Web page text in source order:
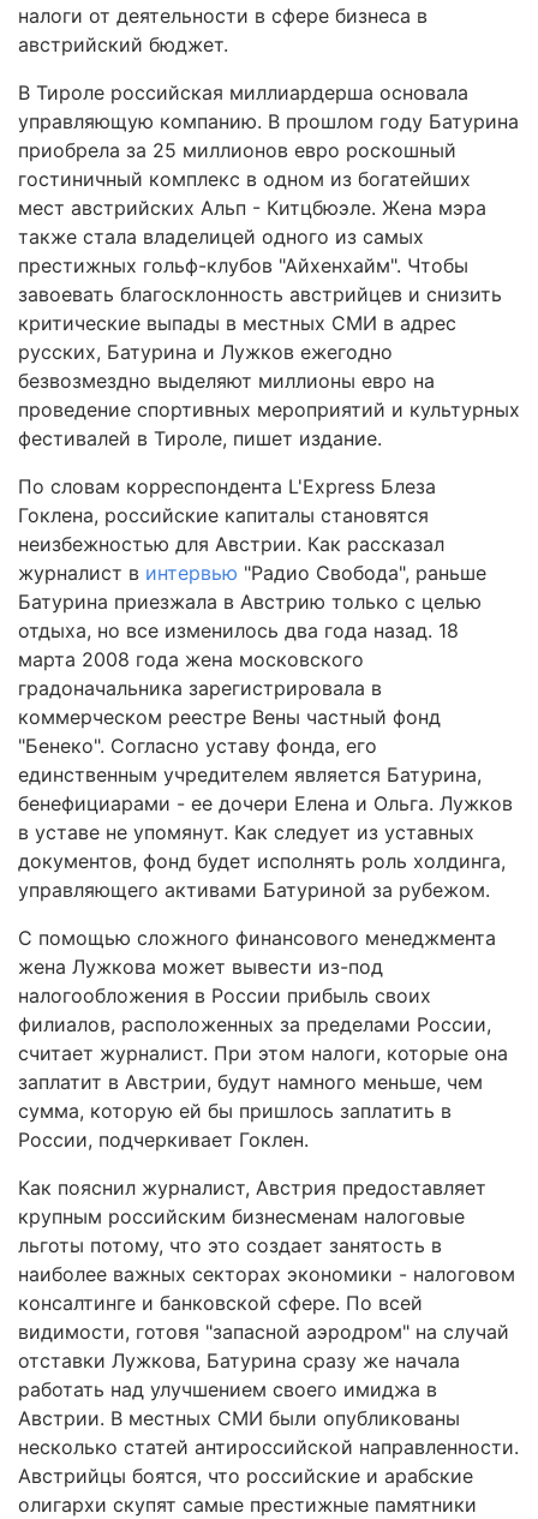
налоги от деятельности в сфере бизнеса в
австрийский бюджет.
В Тироле российская миллиардерша основала
управляющую компанию. В прошлом году Батурина
приобрела за 25 миллионов евро роскошный
гостиничный комплекс в одном из богатейших
мест австрийских Альп - Китцбюэле. Жена мэра
также стала владелицей одного из самых
престижных гольф-клубов "Айхенхайм". Чтобы
завоевать благосклонность австрийцев и снизить
критические выпады в местных СМИ в адрес
русских, Батурина и Лужков ежегодно
безвозмездно выделяют миллионы евро на
проведение спортивных мероприятий и культурных
фестивалей в Тироле, пишет издание.
По словам корреспондента L'Express Блеза
Гоклена, российские капиталы становятся
неизбежностью для Австрии. Как рассказал
журналист в интервью "Радио Свобода", раньше
Батурина приезжала в Австрию только с целью
отдыха, но все изменилось два года назад. 18
марта 2008 года жена московского
градоначальника зарегистрировала в
коммерческом реестре Вены частный фонд
"Бенеко". Согласно уставу фонда, его
единственным учредителем является Батурина,
бенефициарами - ее дочери Елена и Ольга. Лужков
в уставе не упомянут. Как следует из уставных
документов, фонд будет исполнять роль холдинга,
управляющего активами Батуриной за рубежом.
С помощью сложного финансового менеджмента
жена Лужкова может вывести из-под
налогообложения в России прибыль своих
филиалов, расположенных за пределами России,
считает журналист. При этом налоги, которые она
заплатит в Австрии, будут намного меньше, чем
сумма, которую ей бы пришлось заплатить в
России, подчеркивает Гоклен.
Как пояснил журналист, Австрия предоставляет
крупным российским бизнесменам налоговые
льготы потому, что это создает занятость в
наиболее важных секторах экономики - налоговом
консалтинге и банковской сфере. По всей
видимости, готовя "запасной аэродром" на случай
отставки Лужкова, Батурина сразу же начала
работать над улучшением своего имиджа в
Австрии. В местных СМИ были опубликованы
несколько статей антироссийской направленности.
Австрийцы боятся, что российские и арабские
олигархи скупят самые престижные памятники